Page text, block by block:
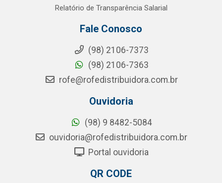
Relatório de Transparência Salarial
Fale Conosco
(98) 2106-7373
(98) 2106-7363
rofe@rofedistribuidora.com.br
Ouvidoria
(98) 9 8482-5084
ouvidoria@rofedistribuidora.com.br
Portal ouvidoria
QR CODE